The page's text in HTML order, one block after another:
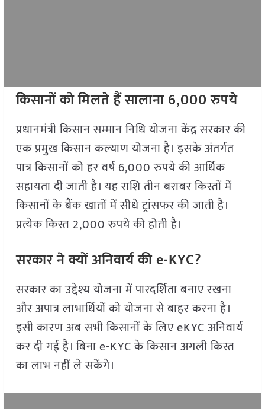
किसानों को मिलते हैं सालाना 6,000 रुपये
प्रधानमंत्री किसान सम्मान निधि योजना केंद्र सरकार की
एक प्रमुख किसान कल्याण योजना है। इसके अंतर्गत
पात्र किसानों को हर वर्ष 6,000 रुपये की आर्थिक
सहायता दी जाती है। यह राशि तीन बराबर किस्तों में
किसानों के बैंक खातों में सीधे ट्रांसफर की जाती है।
प्रत्येक किस्त 2,000 रुपये की होती है।
सरकार ने क्यों अनिवार्य की e-KYC?
सरकार का उद्देश्य योजना में पारदर्शिता बनाए रखना
और अपात्र लाभार्थियों को योजना से बाहर करना है।
इसी कारण अब सभी किसानों के लिए eKYC अनिवार्य
कर दी गई है। बिना e-KYC के किसान अगली किस्त
का लाभ नहीं ले सकेंगे।